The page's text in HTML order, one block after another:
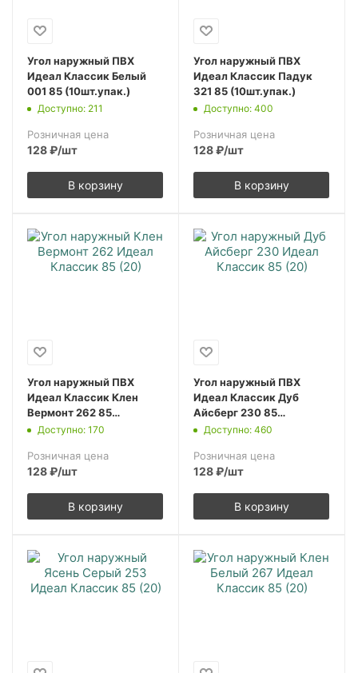
Угол наружный ПВХ
Идеал Классик Белый
001 85 (10шт.упак.)
Доступно: 211
Розничная цена
128₽/шт
В корзину
Угол наружный ПВХ
Идеал Классик Падук
321 85 (10шт.упак.)
Доступно: 400
Розничная цена
128₽/шт
В корзину
Угол наружный ПВХ
Идеал Классик Клен
Вермонт 262 85
(10шт.упак.)
Доступно: 170
Розничная цена
128₽/шт
В корзину
Угол наружный ПВХ
Идеал Классик Дуб
Айсберг 230 85
(10шт.упак.)
Доступно: 460
Розничная цена
128₽/шт
В корзину